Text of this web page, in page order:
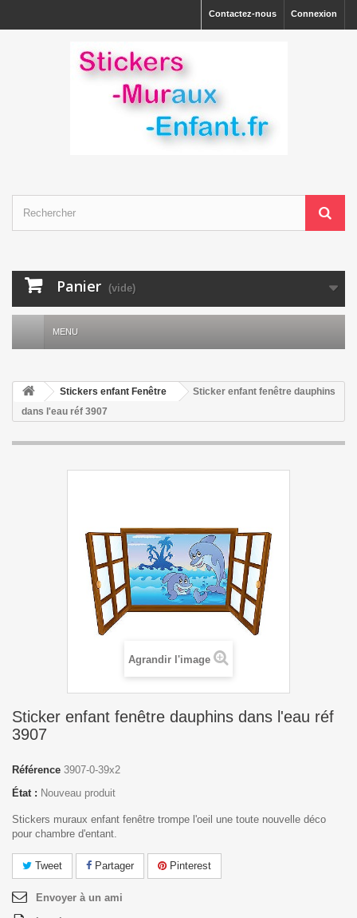
Connexion
Contactez-nous
Panier (vide)
MENU
Stickers enfant Fenêtre
Sticker enfant fenêtre dauphins
dans l'eau réf 3907
Agrandir l'image
Sticker enfant fenêtre dauphins dans l'eau réf
3907
Référence 3907-0-39x2
État : Nouveau produit
Stickers muraux enfant fenêtre trompe l'oeil une toute nouvelle déco
pour chambre d'entant.
Tweet Partager Pinterest
Envoyer à un ami